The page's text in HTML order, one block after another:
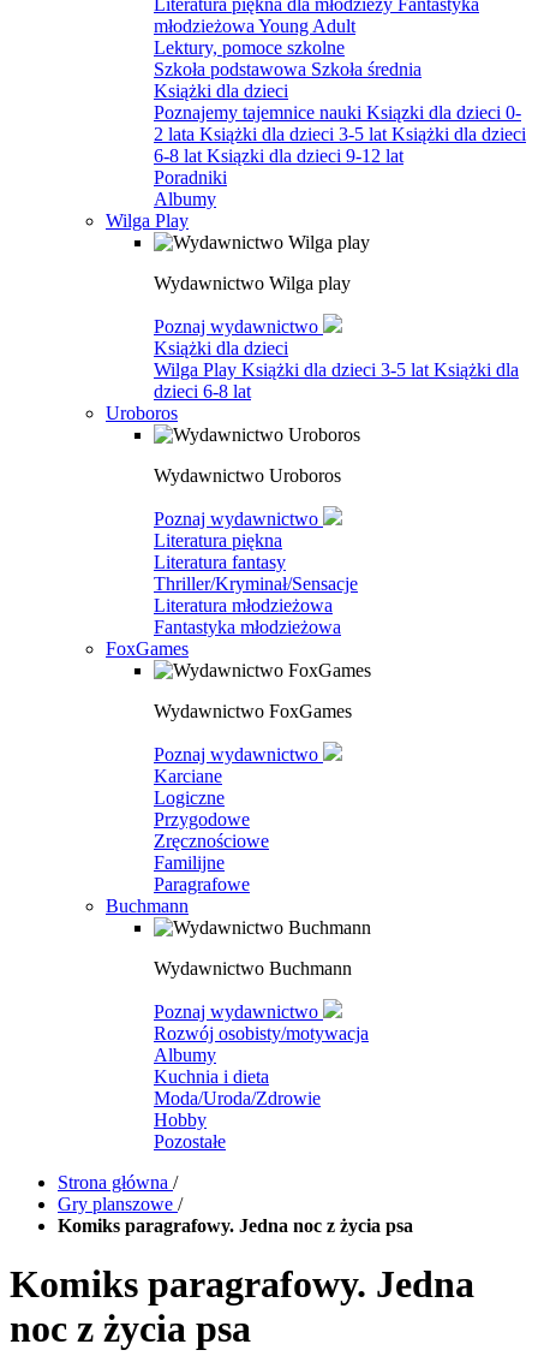
Literatura piękna dla młodzieży Fantastyka
młodzieżowa Young Adult
Lektury, pomoce szkolne
Szkoła podstawowa Szkoła średnia
Książki dla dzieci
Poznajemy tajemnice nauki Ksiązki dla dzieci 0-
2 lata Książki dla dzieci 3-5 lat Książki dla dzieci
6-8 lat Ksiązki dla dzieci 9-12 lat
Poradniki
Albumy
Wilga Play
Wydawnictwo Wilga play
Poznaj wydawnictwo
Książki dla dzieci
Wilga Play Książki dla dzieci 3-5 lat Książki dla
dzieci 6-8 lat
Uroboros
Wydawnictwo Uroboros
Poznaj wydawnictwo
Literatura piękna
Literatura fantasy
Thriller/Kryminał/Sensacje
Literatura młodzieżowa
Fantastyka młodzieżowa
FoxGames
Wydawnictwo FoxGames
Poznaj wydawnictwo
Karciane
Logiczne
Przygodowe
Zręcznościowe
Familijne
Paragrafowe
Buchmann
Wydawnictwo Buchmann
Poznaj wydawnictwo
Rozwój osobisty/motywacja
Albumy
Kuchnia i dieta
Moda/Uroda/Zdrowie
Hobby
Pozostałe
Strona główna /
Gry planszowe /
Komiks paragrafowy. Jedna noc z życia psa
Komiks paragrafowy. Jedna
noc z życia psa